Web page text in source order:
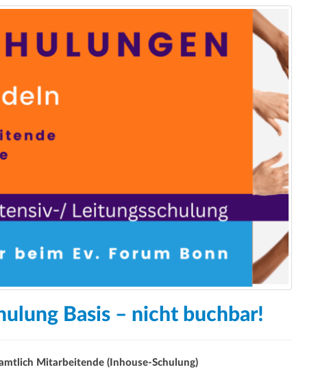
Basis – nicht buchbar!
Mitarbeitende (Inhouse-Schulung)